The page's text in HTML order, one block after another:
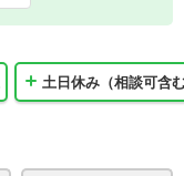
土日休み（相談可含